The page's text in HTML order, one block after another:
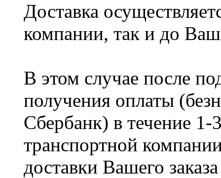
Доставка
компании, так и до
В этом случае после
получения оплаты
Сбербанк) в течение
транспортной
доставки Вашего